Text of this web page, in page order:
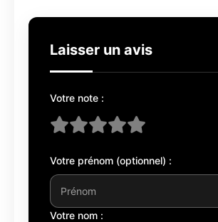
Laisser un avis
Votre note :
Votre prénom (optionnel) :
Votre nom :